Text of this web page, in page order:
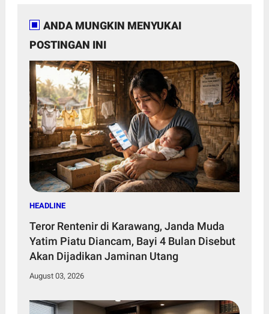
ANDA MUNGKIN MENYUKAI
POSTINGAN INI
HEADLINE
Teror Rentenir di Karawang, Janda Muda
Yatim Piatu Diancam, Bayi 4 Bulan Disebut
Akan Dijadikan Jaminan Utang
August 03, 2026